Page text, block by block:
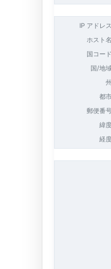
IP アドレス
ホスト名
国コー
国/地
都
郵便番
緯
経